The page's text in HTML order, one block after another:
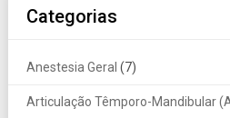
Categorias
Anestesia Geral (7)
Articulação Têmporo-Mandibular